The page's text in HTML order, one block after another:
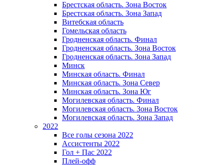
Брестская область. Зона Восток
Брестская область. Зона Запад
Витебская область
Гомельская область
Гродненская область. Финал
Гродненская область. Зона Восток
Гродненская область. Зона Запад
Минск
Минская область. Финал
Минская область. Зона Север
Минская область. Зона Юг
Могилевская область. Финал
Могилевская область. Зона Восток
Могилевская область. Зона Запад
2022
Все голы сезона 2022
Ассистенты 2022
Гол + Пас 2022
Плей-офф